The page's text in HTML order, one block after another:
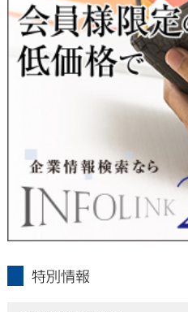
正・追加・削除・利用停止・提供停
受付方法は、本人確認資料（運転免
コピー）、「個人情報取扱申請書」
申請の場合のみ必要となります）を
＜個人情報保護に関するお問合
〒802-0004 北九州市小倉北区鍛
フリーダイヤル 0120-55-9986
受付時間 平日9：00～17：00